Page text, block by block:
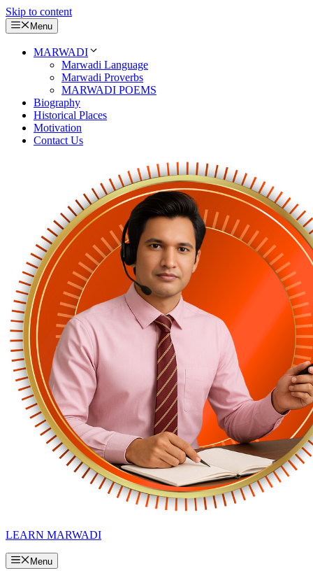
Skip to content
Menu
MARWADI
Marwadi Language
Marwadi Proverbs
MARWADI POEMS
Biography
Historical Places
Motivation
Contact Us
LEARN MARWADI
Menu